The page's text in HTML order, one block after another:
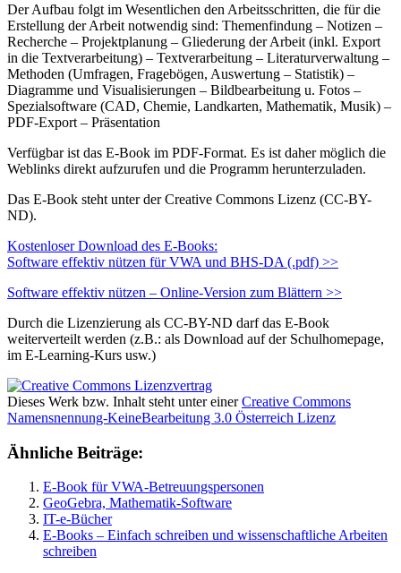
Der Aufbau folgt im Wesentlichen den Arbeitsschritten, die für die
Erstellung der Arbeit notwendig sind: Themenfindung – Notizen –
Recherche – Projektplanung – Gliederung der Arbeit (inkl. Export
in die Textverarbeitung) – Textverarbeitung – Literaturverwaltung –
Methoden (Umfragen, Fragebögen, Auswertung – Statistik) –
Diagramme und Visualisierungen – Bildbearbeitung u. Fotos –
Spezialsoftware (CAD, Chemie, Landkarten, Mathematik, Musik) –
PDF-Export – Präsentation
Verfügbar ist das E-Book im PDF-Format. Es ist daher möglich die
Weblinks direkt aufzurufen und die Programm herunterzuladen.
Das E-Book steht unter der Creative Commons Lizenz (CC-BY-
ND).
Kostenloser Download des E-Books:
Software effektiv nützen für VWA und BHS-DA (.pdf) >>
Software effektiv nützen – Online-Version zum Blättern >>
Durch die Lizenzierung als CC-BY-ND darf das E-Book
weiterverteilt werden (z.B.: als Download auf der Schulhomepage,
im E-Learning-Kurs usw.)
Dieses Werk bzw. Inhalt steht unter einerCreative Commons
Namensnennung-KeineBearbeitung 3.0 Österreich Lizenz
Ähnliche Beiträge:
E-Book für VWA-Betreuungspersonen
GeoGebra, Mathematik-Software
IT-e-Bücher
E-Books – Einfach schreiben und wissenschaftliche Arbeiten
schreiben